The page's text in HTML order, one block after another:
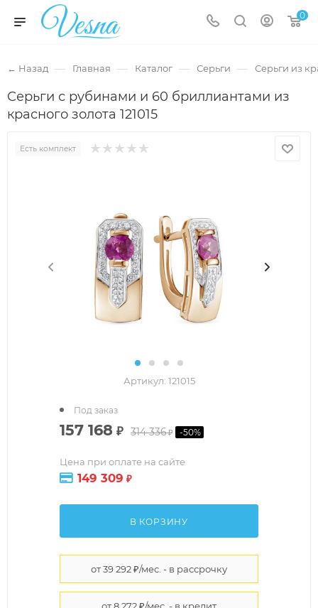
0
← Назад — Главная — Каталог — Серьги — Серьги из
Серьги с рубинами и 60 бриллиантами из
красного золота 121015
Есть комплект
Артикул: 121015
157 168 ₽ 314 336₽ -50%
Цена при оплате на сайте
149 309 ₽
Под заказ
В КОРЗИНУ